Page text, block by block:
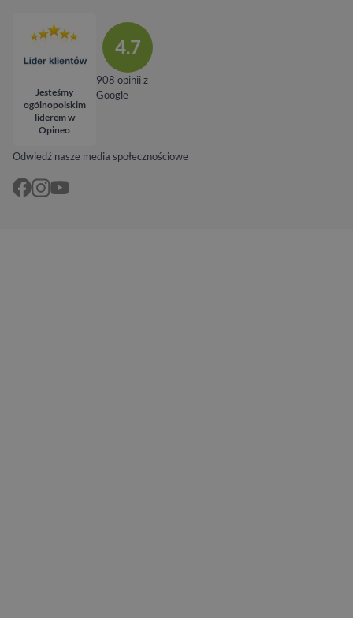
Odwiedź nasze media społecznościowe
Jesteśmy
ogólnopolskim
liderem w
Opineo
4.7
908 opinii z
Google